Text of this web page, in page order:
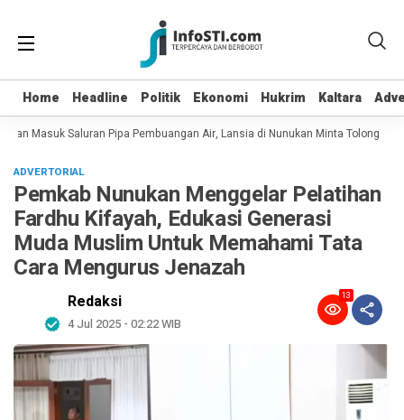
Home Headline Politik Ekonomi Hukrim Kaltara
Home Headline Politik Ekonomi Hukrim Kaltara
Masuk Saluran Pipa Pembuangan Air, Lansia di Nunukan Minta Tolong
ADVERTORIAL
Pemkab Nunukan Menggelar Pelatihan
Fardhu Kifayah, Edukasi Generasi
Muda Muslim Untuk Memahami Tata
Cara Mengurus Jenazah
Redaksi
4 Jul 2025 - 02:22 WIB
13